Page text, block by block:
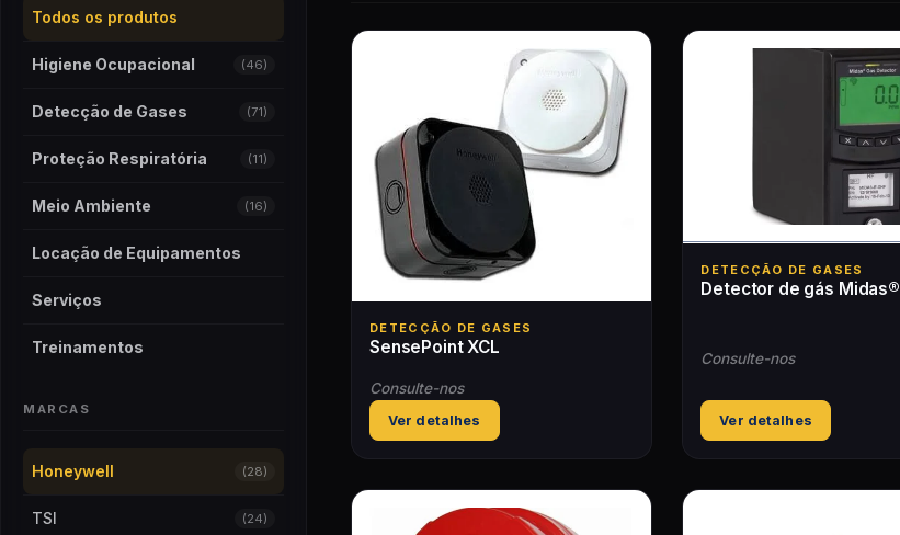
Todos os produtos
Higiene Ocupacional (46)
Detecção de Gases (71)
Proteção Respiratória (11)
Meio Ambiente (16)
Locação de Equipamentos
Serviços
Treinamentos
MARCAS
Honeywell (28)
TSI (24)
DETECÇÃO DE GASES
SensePoint XCL
Consulte-nos
Ver detalhes
DETECÇÃO DE GASES
Detector de gás Midas®
Consulte-nos
Ver detalhes